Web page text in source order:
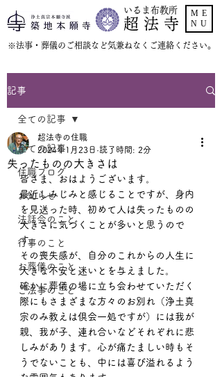
いるま布教所
超 法 寺
​※法事・葬儀のご相談など気兼ねなくご連絡ください。
ME
NU
記事
全ての記事
住職ブログ
お知らせ
法話会のこと
行事のこと
お葬儀のこと
ご法事のこと
全ての記事
失ったものの大きさは
超法寺の住職
2024年1月23日 読了時間: 2分
皆さま、おはようございます。
最近しみじみと感じることですが、身内
を見送った時、初めて人は失ったものの
大きさに気づくことが多いと思うので
す。
その喪失感が、自分のこれからの人生に
大きな不安と迷いとを与えました。
確かに葬儀の場に立ち会わせていただく
際にもさまざまな方々のお別れ（浄土真
宗のみ教えは倶会一処ですが）には我が
親、我が子、連れ合いなどそれぞれに悲
しみがあります。心が痛たましい時もそ
うでないことも、中には喜び溢れるよう